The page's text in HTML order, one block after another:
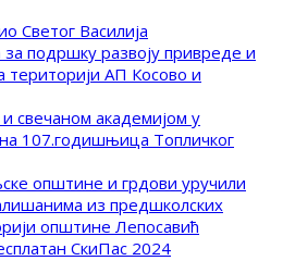
Светог Василија
подршку развоју привреде и
територији АП Косово и
свечаном академијом у
107.годишњица Топличког
општине и грдови уручили
из предшколских
општине Лепосавић
СкиПас 2024